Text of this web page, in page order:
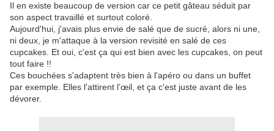
Il en existe beaucoup de version car ce petit gâteau séduit par
son aspect travaillé et surtout coloré.
Aujourd'hui, j'avais plus envie de salé que de sucré, alors ni une,
ni deux, je m'attaque à la version revisité en salé de ces
cupcakes. Et oui, c'est ça qui est bien avec les cupcakes, on peut
tout faire !!
Ces bouchées s'adaptent très bien à l'apéro ou dans un buffet
par exemple. Elles l'attirent l’œil, et ça c'est juste avant de les
dévorer.